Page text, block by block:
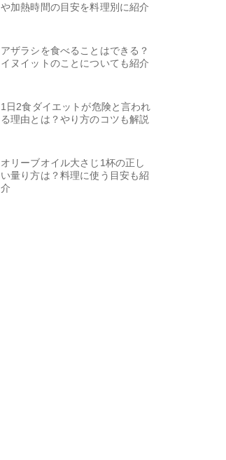
や加熱時間の目安を料理別に紹介
アザラシを食べることはできる？
イヌイットのことについても紹介
1日2食ダイエットが危険と言われ
る理由とは？やり方のコツも解説
オリーブオイル大さじ1杯の正し
い量り方は？料理に使う目安も紹
介